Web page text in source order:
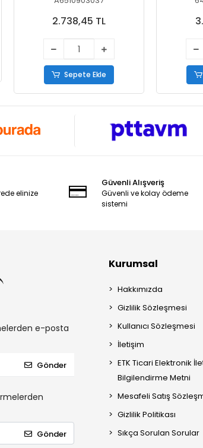
2.738,45 TL
Sepete Ekle
elinize
Güvenli Alışveriş
Güvenli ve kolay ödeme
sistemi
e-posta
Gönder
Gönder
Kurumsal
Hakkımızda
Gizlilik Sözleşmesi
Kullanıcı Sözleşmesi
İletişim
ETK Ticari Elektronik
Bilgilendirme Metni
Mesafeli Satış
Gizlilik Politikası
Sıkça Sorulan Sorular